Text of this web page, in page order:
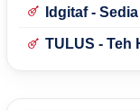
Idgitaf -
TULUS - Teh